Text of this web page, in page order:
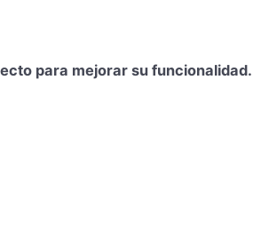
para mejorar su